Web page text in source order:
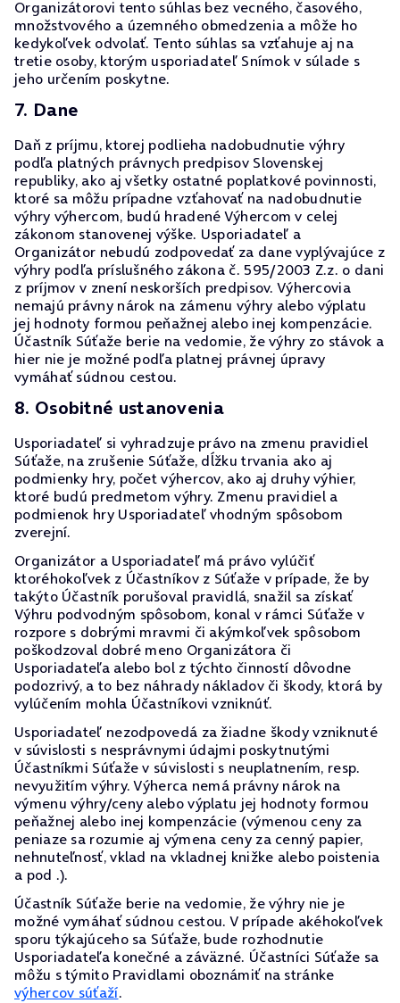
Organizátorovi tento súhlas bez vecného, časového,
množstvového a územného obmedzenia a môže ho
kedykoľvek odvolať. Tento súhlas sa vzťahuje aj na
tretie osoby, ktorým usporiadateľ Snímok v súlade s
jeho určením poskytne.
7. Dane
Daň z príjmu, ktorej podlieha nadobudnutie výhry
podľa platných právnych predpisov Slovenskej
republiky, ako aj všetky ostatné poplatkové povinnosti,
ktoré sa môžu prípadne vzťahovať na nadobudnutie
výhry výhercom, budú hradené Výhercom v celej
zákonom stanovenej výške. Usporiadateľ a
Organizátor nebudú zodpovedať za dane vyplývajúce z
výhry podľa príslušného zákona č. 595/2003 Z.z. o dani
z príjmov v znení neskorších predpisov. Výhercovia
nemajú právny nárok na zámenu výhry alebo výplatu
jej hodnoty formou peňažnej alebo inej kompenzácie.
Účastník Súťaže berie na vedomie, že výhry zo stávok a
hier nie je možné podľa platnej právnej úpravy
vymáhať súdnou cestou.
8. Osobitné ustanovenia
Usporiadateľ si vyhradzuje právo na zmenu pravidiel
Súťaže, na zrušenie Súťaže, dĺžku trvania ako aj
podmienky hry, počet výhercov, ako aj druhy výhier,
ktoré budú predmetom výhry. Zmenu pravidiel a
podmienok hry Usporiadateľ vhodným spôsobom
zverejní.
Organizátor a Usporiadateľ má právo vylúčiť
ktoréhokoľvek z Účastníkov z Súťaže v prípade, že by
takýto Účastník porušoval pravidlá, snažil sa získať
Výhru podvodným spôsobom, konal v rámci Súťaže v
rozpore s dobrými mravmi či akýmkoľvek spôsobom
poškodzoval dobré meno Organizátora či
Usporiadateľa alebo bol z týchto činností dôvodne
podozrivý, a to bez náhrady nákladov či škody, ktorá by
vylúčením mohla Účastníkovi vzniknúť.
Usporiadateľ nezodpovedá za žiadne škody vzniknuté
v súvislosti s nesprávnymi údajmi poskytnutými
Účastníkmi Súťaže v súvislosti s neuplatnením, resp.
nevyužitím výhry. Výherca nemá právny nárok na
výmenu výhry/ceny alebo výplatu jej hodnoty formou
peňažnej alebo inej kompenzácie (výmenou ceny za
peniaze sa rozumie aj výmena ceny za cenný papier,
nehnuteľnosť, vklad na vkladnej knižke alebo poistenia
a pod .).
Účastník Súťaže berie na vedomie, že výhry nie je
možné vymáhať súdnou cestou. V prípade akéhokoľvek
sporu týkajúceho sa Súťaže, bude rozhodnutie
Usporiadateľa konečné a záväzné. Účastníci Súťaže sa
môžu s týmito Pravidlami oboznámiť na stránke
výhercov súťaží.